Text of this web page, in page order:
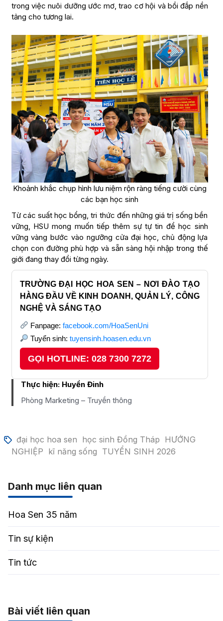
trong việc nuôi dưỡng ước mơ, trao cơ hội và bồi đắp nền
tảng cho tương lai.
Khoảnh khắc chụp hình lưu niệm rộn ràng tiếng cười cùng
các bạn học sinh
Từ các suất học bổng, tri thức đến những giá trị sống bền
vững, HSU mong muốn tiếp thêm sự tự tin để học sinh
vững vàng bước vào ngưỡng cửa đại học, chủ động lựa
chọn con đường phù hợp và sẵn sàng hội nhập trong thế
giới đang thay đổi từng ngày.
TRƯỜNG ĐẠI HỌC HOA SEN – NƠI ĐÀO TẠO
HÀNG ĐẦU VỀ KINH DOANH, QUẢN LÝ, CÔNG
NGHỆ VÀ SÁNG TẠO
Fanpage: facebook.com/HoaSenUni
Tuyển sinh: tuyensinh.hoasen.edu.vn
GỌI HOTLINE: 028 7300 7272
Thực hiện: Huyền Đinh
Phòng Marketing – Truyền thông
đại học hoa sen học sinh Đồng Tháp HƯỚNG
NGHIỆP kĩ năng sống TUYỂN SINH 2026
Danh mục liên quan
Hoa Sen 35 năm
Tin sự kiện
Tin tức
Bài viết liên quan